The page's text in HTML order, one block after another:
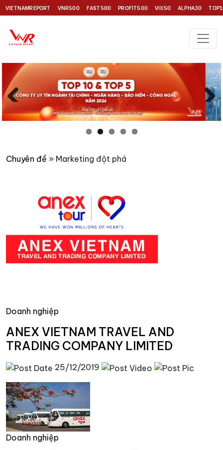
VIETNAMREPORT VNR500 FAST500 PROFIT500 VIX50 ALPHA30
Previous Next
Chuyên đề » Marketing đột phá
Doanh nghiệp
ANEX VIETNAM TRAVEL AND
TRADING COMPANY LIMITED
25/12/2019
Doanh nghiệp